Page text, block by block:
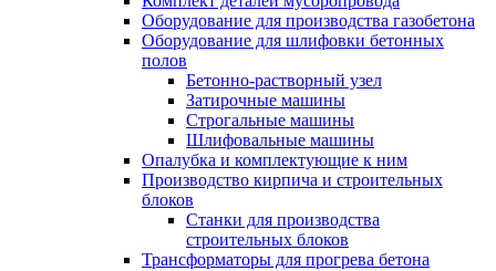
Оборудование для производства газобетона
Оборудование для шлифовки бетонных
полов
Бетонно-растворный узел
Затирочные машины
Строгальные машины
Шлифовальные машины
Опалубка и комплектующие к ним
Производство кирпича и строительных
блоков
Cтанки для производства
строительных блоков
Трансформаторы для прогрева бетона